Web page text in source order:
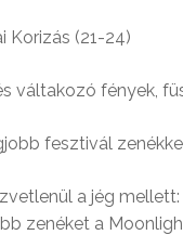
Korizás (21-24)
váltakozó fények,
fesztivál
a jég
zenéket a